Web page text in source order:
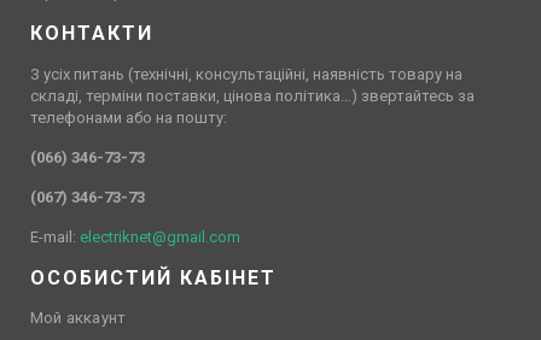
КОНТАКТИ
З усіх питань (технічні, консультаційні, наявність товару на
складі, терміни поставки, цінова політика…) звертайтесь за
телефонами або на пошту:
(066) 346-73-73
(067) 346-73-73
E-mail: electriknet@gmail.com
ОСОБИСТИЙ КАБІНЕТ
Мой аккаунт